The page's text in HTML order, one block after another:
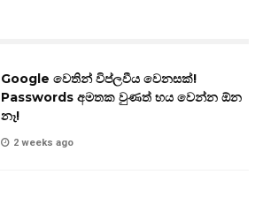
Google වෙතින් විප්ලවීය වෙනසක්!
Passwords අමතක වුණත් භය වෙන්න ඕන
නෑ!
2 weeks ago